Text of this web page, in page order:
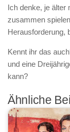
Ich denke, je älter
zusammen
Herausforderung,
Kennt ihr das
und eine
kann?
Ähnliche